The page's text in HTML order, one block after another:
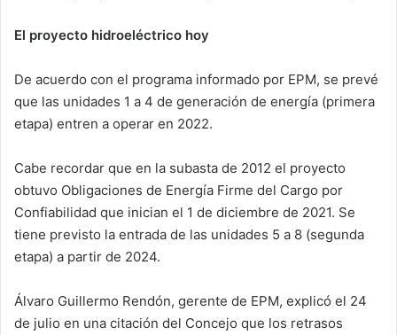
El proyecto hidroeléctrico hoy
De acuerdo con el programa informado por EPM, se prevé
que las unidades 1 a 4 de generación de energía (primera
etapa) entren a operar en 2022.
Cabe recordar que en la subasta de 2012 el proyecto
obtuvo Obligaciones de Energía Firme del Cargo por
Confiabilidad que inician el 1 de diciembre de 2021. Se
tiene previsto la entrada de las unidades 5 a 8 (segunda
etapa) a partir de 2024.
Álvaro Guillermo Rendón, gerente de EPM, explicó el 24
de julio en una citación del Concejo que los retrasos